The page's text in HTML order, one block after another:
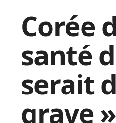
Corée
santé
serait
grave »